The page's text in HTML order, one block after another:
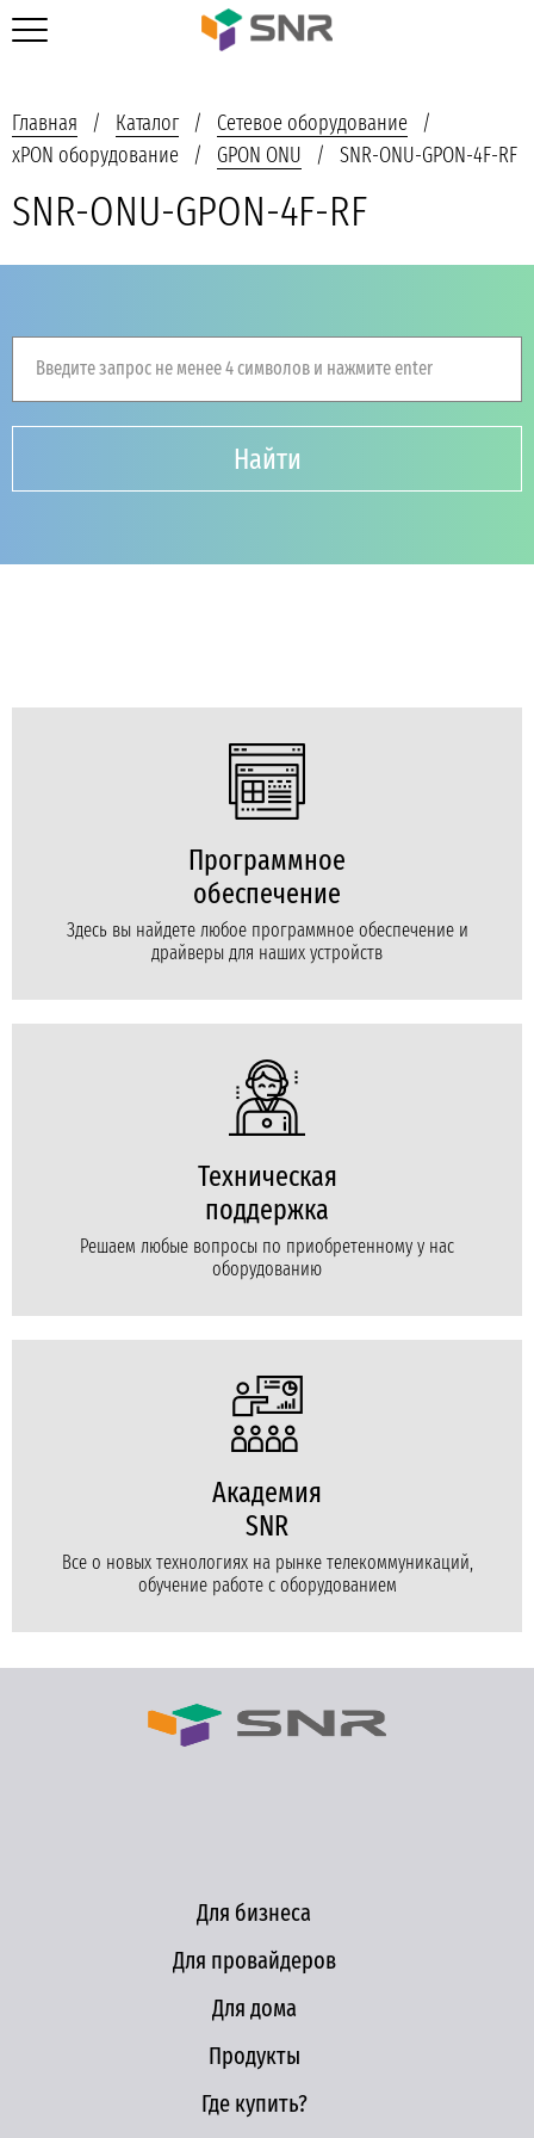
Главная Каталог
Сетевое оборудование
xPON оборудование
GPON ONU SNR-ONU-GPON-4F-RF
SNR-ONU-GPON-4F-RF
Введите запрос не менее 4 символов и нажмите enter
Найти
Программное
обеспечение
Здесь вы найдете любое программное обеспечение и
драйверы для наших устройств
Техническая
поддержка
Решаем любые вопросы по приобретенному у нас
оборудованию
Академия
SNR
Все о новых технологиях на рынке телекоммуникаций,
обучение работе с оборудованием
Для бизнеса
Для провайдеров
Для дома
Продукты
Где купить?